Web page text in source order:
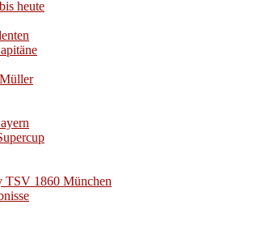
heute
TSV 1860 München